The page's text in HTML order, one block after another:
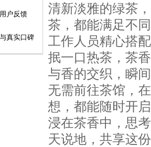
户反馈
真实口碑
清新淡雅的绿茶
茶，都能满足不
工作人员精心搭
抿一口热茶，茶
与香的交织，瞬
无需前往茶馆，
想，都能随时开
浸在茶香中，思
天说地，共享这